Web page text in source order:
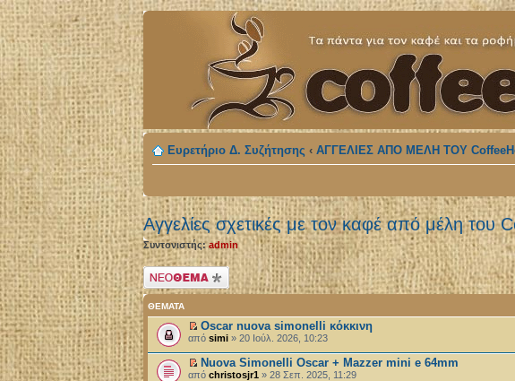
Ευρετήριο Δ. Συζήτησης ‹ ΑΓΓΕΛΙΕΣ ΑΠΟ ΜΕΛΗ ΤΟΥ
Αγγελίες σχετικές με τον καφέ από μέλη του
Συντονιστής: admin
Δημιουργία νέου
θέματος
ΘΈΜΑΤΑ
Oscar nuova simonelli κόκκινη
από simi » 20 Ιούλ. 2026, 10:23
Nuova Simonelli Oscar + Mazzer mini e 64mm
από christosjr1 » 28 Σεπ. 2025, 11:29